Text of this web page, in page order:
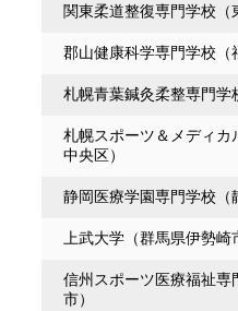
関東柔道整復専門学校（
郡山健康科学専門学校（
札幌青葉鍼灸柔整専門学
札幌スポーツ＆メディカ
中央区）
静岡医療学園専門学校（
上武大学（群馬県伊勢崎
信州スポーツ医療福祉専
市）